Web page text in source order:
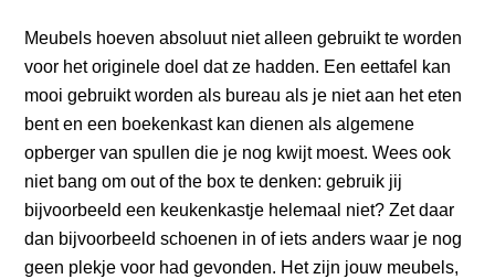
Meubels hoeven absoluut niet alleen gebruikt te worden
voor het originele doel dat ze hadden. Een eettafel kan
mooi gebruikt worden als bureau als je niet aan het eten
bent en een boekenkast kan dienen als algemene
opberger van spullen die je nog kwijt moest. Wees ook
niet bang om out of the box te denken: gebruik jij
bijvoorbeeld een keukenkastje helemaal niet? Zet daar
dan bijvoorbeeld schoenen in of iets anders waar je nog
geen plekje voor had gevonden. Het zijn jouw meubels,